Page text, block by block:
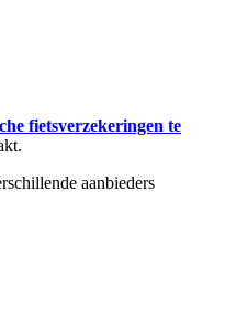
fietsverzekeringen te
aanbieders